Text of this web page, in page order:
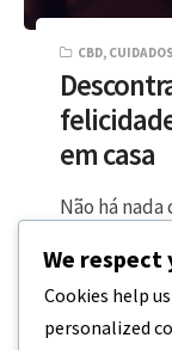
CBD,
em casa
Não há
CBD…
2 MINUTOS DE
We respect
Cookies help
personalized